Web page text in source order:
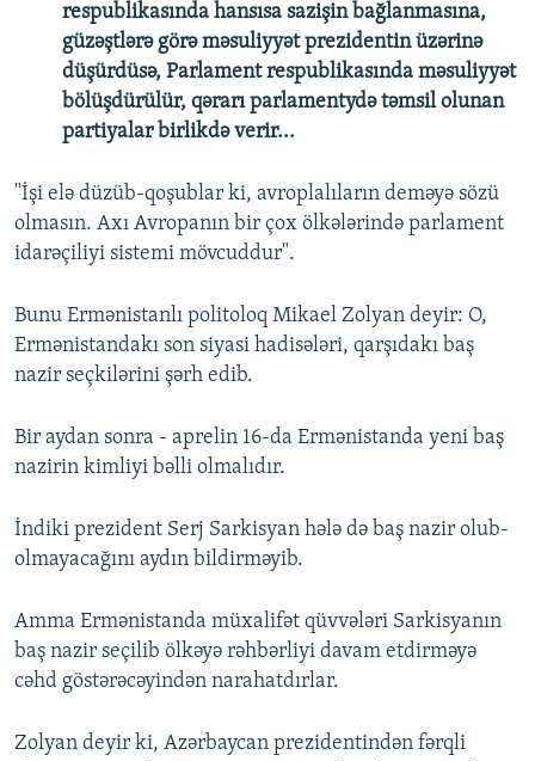
respublikasında hansısa sazişin bağlanmasına,
güzəştlərə görə məsuliyyət prezidentin üzərinə
düşürdüsə, Parlament respublikasında məsuliyyət
bölüşdürülür, qərarı parlamentydə təmsil olunan
partiyalar birlikdə verir...
"İşi elə düzüb-qoşublar ki, avroplalıların deməyə sözü
olmasın. Axı Avropanın bir çox ölkələrində parlament
idarəçiliyi sistemi mövcuddur".
Bunu Ermənistanlı politoloq Mikael Zolyan deyir: O,
Ermənistandakı son siyasi hadisələri, qarşıdakı baş
nazir seçkilərini şərh edib.
Bir aydan sonra - aprelin 16-da Ermənistanda yeni baş
nazirin kimliyi bəlli olmalıdır.
İndiki prezident Serj Sarkisyan hələ də baş nazir olub-
olmayacağını aydın bildirməyib.
Amma Ermənistanda müxalifət qüvvələri Sarkisyanın
baş nazir seçilib ölkəyə rəhbərliyi davam etdirməyə
cəhd göstərəcəyindən narahatdırlar.
Zolyan deyir ki, Azərbaycan prezidentindən fərqli